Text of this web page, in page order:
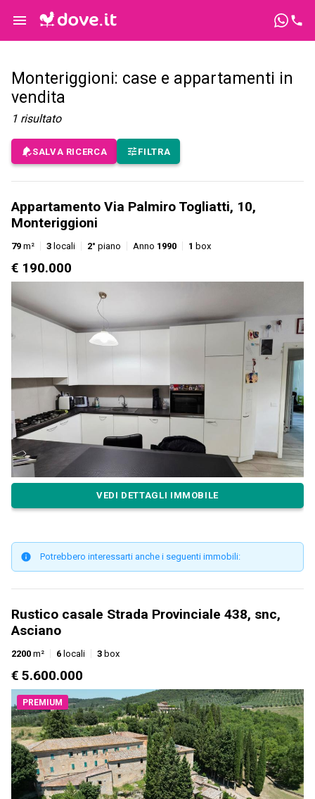
Monteriggioni: case e appartamenti in
vendita
1 risultato
SALVA RICERCA FILTRA
Appartamento Via Palmiro Togliatti, 10,
Monteriggioni
79 m² 3 locali 2° piano Anno 1990 1 box
€ 190.000
VEDI DETTAGLI IMMOBILE
Potrebbero interessarti anche i seguenti immobili:
Rustico casale Strada Provinciale 438, snc,
Asciano
2200 m² 6 locali 3 box
€ 5.600.000
PREMIUM